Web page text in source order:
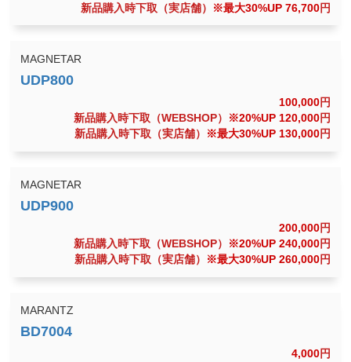
新品購入時下取（実店舗）
※最大30%UP 76,700円
MAGNETAR
100,000円
新品購入時下取（WEBSHOP）
※20%UP 120,000円
新品購入時下取（実店舗）
※最大30%UP 130,000円
MAGNETAR
200,000円
新品購入時下取（WEBSHOP）
※20%UP 240,000円
新品購入時下取（実店舗）
※最大30%UP 260,000円
MARANTZ
4,000円